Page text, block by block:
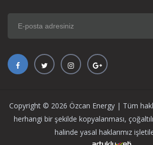
Copyright © 2026 Özcan Energy | Tüm
herhangi bir şekilde kopyalanması,
halinde yasal haklarımız